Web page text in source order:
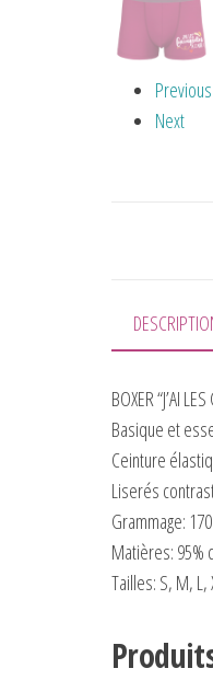
Previous
Next
BOXER “J’AI
Basique et
Ceinture
Liserés
Grammage:
Matières: 95%
Tailles: S, M, L,